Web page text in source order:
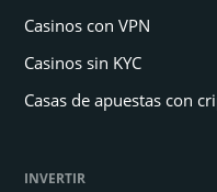
Casinos con VPN
Casinos sin KYC
Casas de apuestas con
INVERTIR